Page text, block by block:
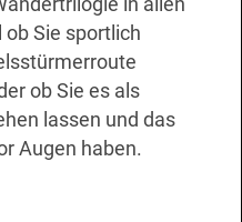
Sie sportlich
ob Sie es als
lassen und das
Augen haben.